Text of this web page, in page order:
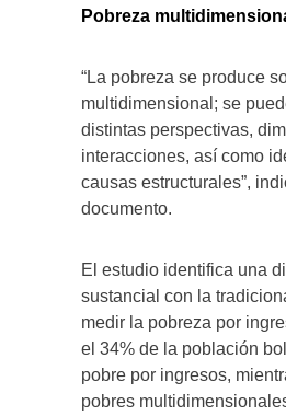
Pobreza
“La pobreza se produce
multidimensional; se
distintas perspectivas,
interacciones, así como
causas estructurales”,
documento.
El estudio identifica una
sustancial con la
medir la pobreza por
el 34% de la población
pobre por ingresos,
pobres